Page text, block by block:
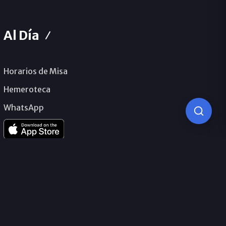
Al Día
Horarios de Misa
Hemeroteca
WhatsApp